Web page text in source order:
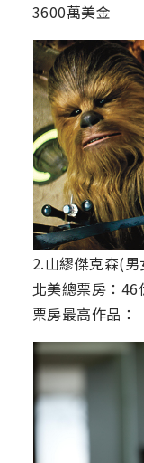
3600萬美金
2.山繆傑克森(
北美總票房：
票房最高作品：